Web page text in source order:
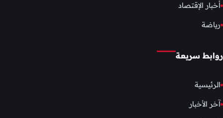
أخبار الإقتصاد
رياضة
روابط سريعة
الرئيسية
آخر الأخبار